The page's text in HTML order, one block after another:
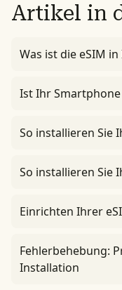
Artikel in
Was ist die eSIM
Ist Ihr
So installieren Sie
So installieren Sie
Einrichten Ihrer
Fehlerbehebung:
Installation